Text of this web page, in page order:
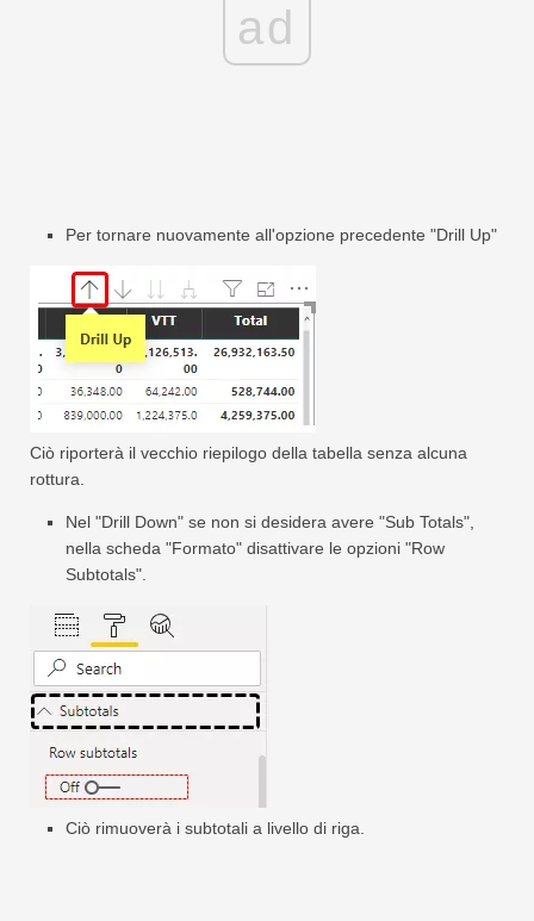
ad
Per tornare nuovamente all'opzione precedente "Drill Up"
Ciò riporterà il vecchio riepilogo della tabella senza alcuna
rottura.
Nel "Drill Down" se non si desidera avere "Sub Totals",
nella scheda "Formato" disattivare le opzioni "Row
Subtotals".
Ciò rimuoverà i subtotali a livello di riga.